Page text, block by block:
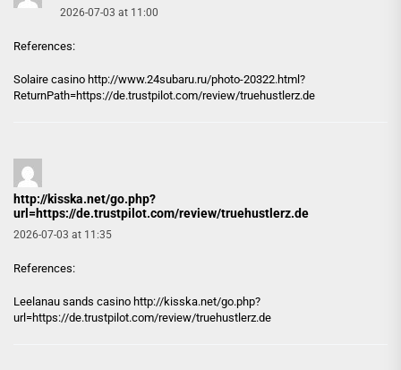
2026-07-03 at 11:00
References:
Solaire casino http://www.24subaru.ru/photo-20322.html?
ReturnPath=https://de.trustpilot.com/review/truehustlerz.de
http://kisska.net/go.php?
url=https://de.trustpilot.com/review/truehustlerz.de
2026-07-03 at 11:35
References:
Leelanau sands casino http://kisska.net/go.php?
url=https://de.trustpilot.com/review/truehustlerz.de